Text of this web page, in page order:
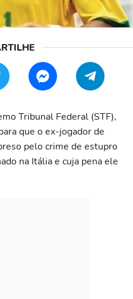
Tribunal Federal (STF),
que o ex-jogador de
pelo crime de estupro
na Itália e cuja pena ele